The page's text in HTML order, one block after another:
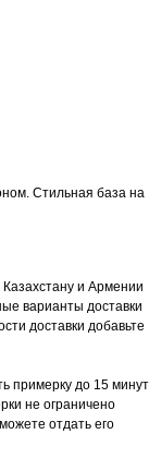
Стильная база на
и Армении
варианты доставки
доставки добавьте
примерку до 15 минут
не ограничено
отдать его